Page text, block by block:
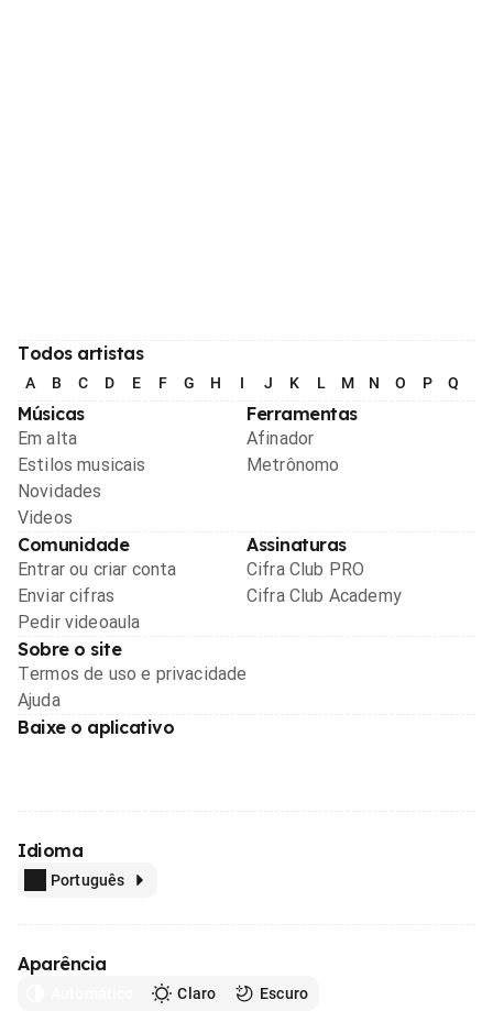
Todos artistas
A B C D E F G H I J K L M N O P Q
Músicas
Em alta
Estilos musicais
Novidades
Videos
Ferramentas
Afinador
Metrônomo
Comunidade
Entrar ou criar conta
Enviar cifras
Pedir videoaula
Assinaturas
Cifra Club PRO
Cifra Club Academy
Sobre o site
Termos de uso e privacidade
Ajuda
Baixe o aplicativo
Idioma
Português
Aparência
Claro Escuro